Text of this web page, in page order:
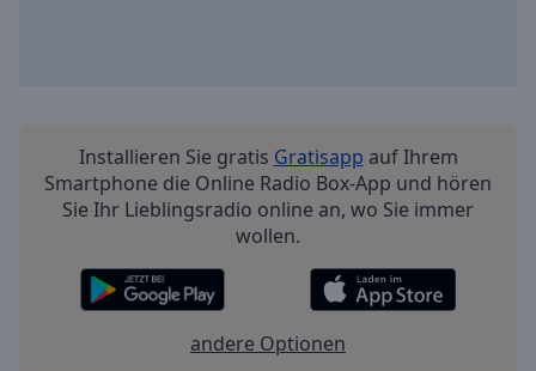
Installieren Sie gratis Gratisapp auf Ihrem
Smartphone die Online Radio Box-App und hören
Sie Ihr Lieblingsradio online an, wo Sie immer
wollen.
andere Optionen